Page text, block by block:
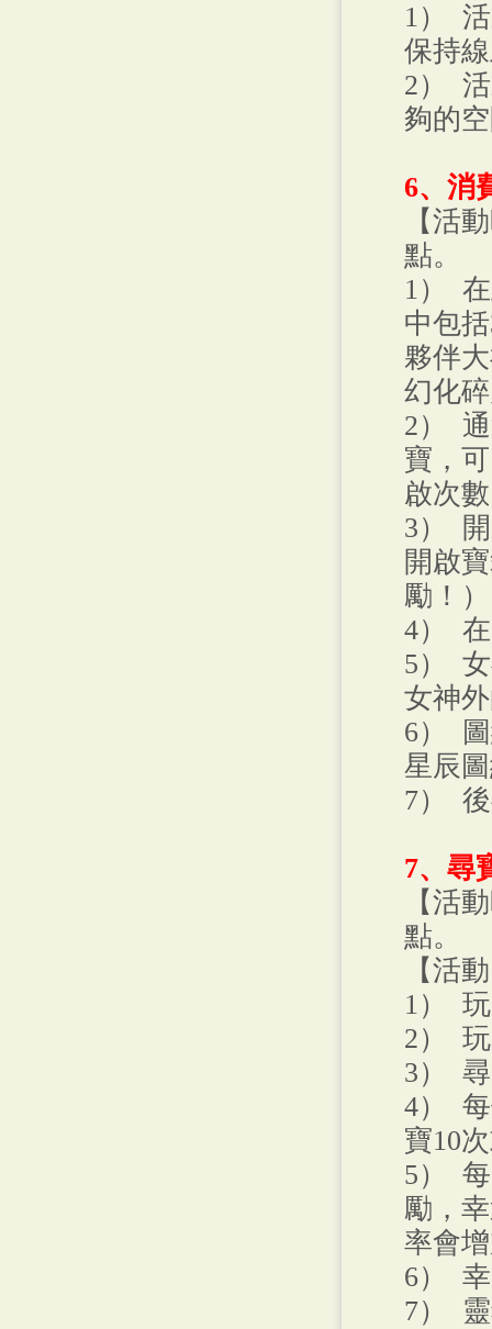
1） 活
保持
2）
夠的
6、消
【活
點。
1）
中包
夥伴
幻化
2）
寶，
啟次
3）
開啟
勵！）
4）
5）
女神
6）
星辰
7）
7、尋
【活
點。
【活
1）
2）
3）
4）
寶10
5）
勵，
率會
6）
7）